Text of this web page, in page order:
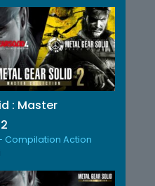
: Master
Compilation Action